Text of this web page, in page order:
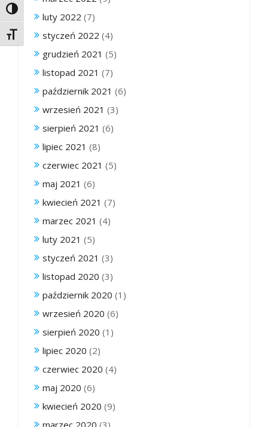
Toggle High Contrast
Toggle Font size
luty 2022 (7)
styczeń 2022 (4)
grudzień 2021 (5)
listopad 2021 (7)
październik 2021 (6)
wrzesień 2021 (3)
sierpień 2021 (6)
lipiec 2021 (8)
czerwiec 2021 (5)
maj 2021 (6)
kwiecień 2021 (7)
marzec 2021 (4)
luty 2021 (5)
styczeń 2021 (3)
listopad 2020 (3)
październik 2020 (1)
wrzesień 2020 (6)
sierpień 2020 (1)
lipiec 2020 (2)
czerwiec 2020 (4)
maj 2020 (6)
kwiecień 2020 (9)
marzec 2020 (3)